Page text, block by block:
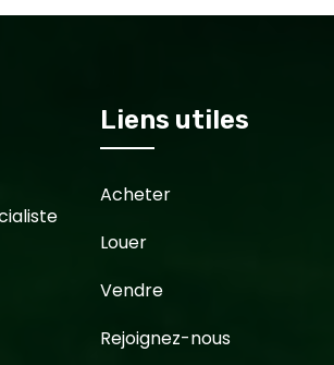
Liens utiles
Acheter
Louer
Vendre
Rejoignez-nous